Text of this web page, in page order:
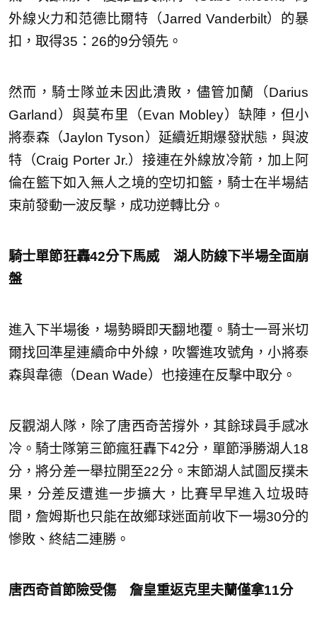
外線火力和范德比爾特（Jarred Vanderbilt）的暴
扣，取得35：26的9分領先。
然而，騎士隊並未因此潰敗，儘管加蘭（Darius
Garland）與莫布里（Evan Mobley）缺陣，但小
將泰森（Jaylon Tyson）延續近期爆發狀態，與波
特（Craig Porter Jr.）接連在外線放冷箭，加上阿
倫在籃下如入無人之境的空切扣籃，騎士在半場結
束前發動一波反擊，成功逆轉比分。
騎士單節狂轟42分下馬威 湖人防線下半場全面崩
盤
進入下半場後，場勢瞬即天翻地覆。騎士一哥米切
爾找回準星連續命中外線，吹響進攻號角，小將泰
森與韋德（Dean Wade）也接連在反擊中取分。
反觀湖人隊，除了唐西奇苦撐外，其餘球員手感冰
冷。騎士隊第三節瘋狂轟下42分，單節淨勝湖人18
分，將分差一舉拉開至22分。末節湖人試圖反撲未
果，分差反遭進一步擴大，比賽早早進入垃圾時
間，詹姆斯也只能在故鄉球迷面前收下一場30分的
慘敗、終結二連勝。
唐西奇首節險受傷 詹皇重返克里夫蘭僅拿11分